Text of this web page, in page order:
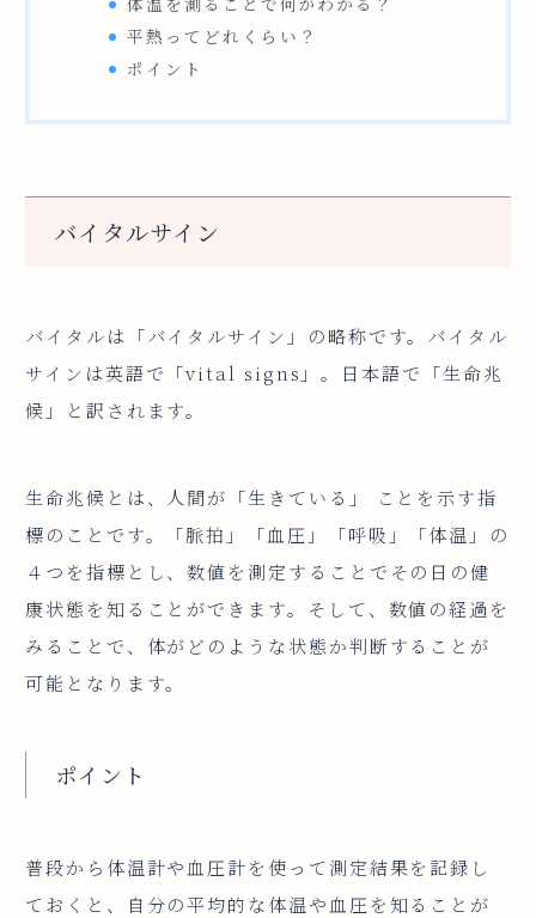
平熱ってどれくらい？
ポイント
バイタルサイン
バイタルは「バイタルサイン」の略称です。バイタル
サインは英語で「vital signs」。日本語で「生命兆
候」と訳されます。
生命兆候とは、人間が「生きている」 ことを示す指
標のことです。「脈拍」「血圧」「呼吸」「体温」の
４つを指標とし、数値を測定することでその日の健
康状態を知ることができます。そして、数値の経過を
みることで、体がどのような状態か判断することが
可能となります。
ポイント
普段から体温計や血圧計を使って測定結果を記録し
ておくと、自分の平均的な体温や血圧を知ることが